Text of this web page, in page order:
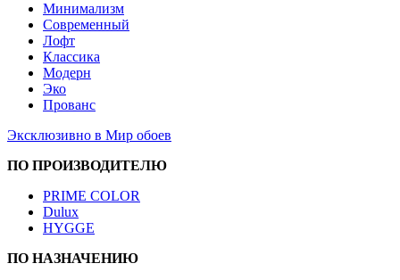
Минимализм
Современный
Лофт
Классика
Модерн
Эко
Прованс
Эксклюзивно в Мир обоев
ПО ПРОИЗВОДИТЕЛЮ
PRIME COLOR
Dulux
HYGGE
ПО НАЗНАЧЕНИЮ